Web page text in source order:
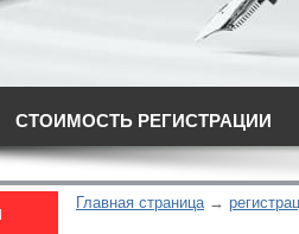
СТОИМОСТЬ РЕГИСТРАЦИИ
Главная страница